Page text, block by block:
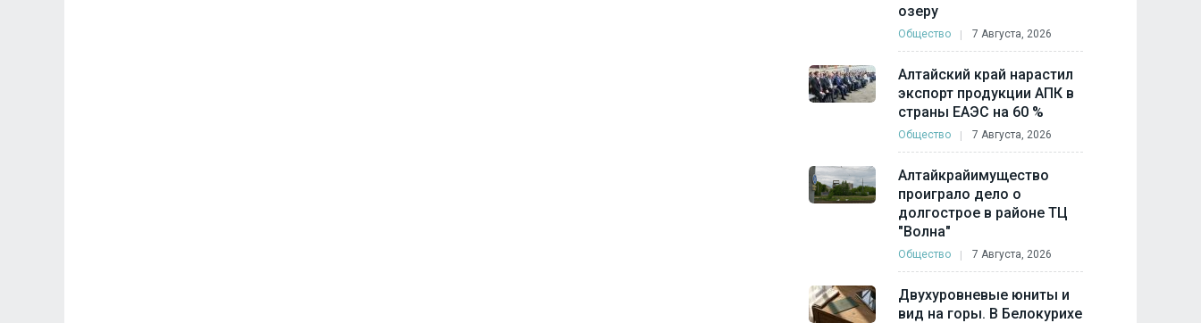
озеру
Общество 7 Августа, 2026
Алтайский край нарастил
экспорт продукции АПК в
страны ЕАЭС на 60 %
Общество 7 Августа, 2026
Алтайкрайимущество
проиграло дело о
долгострое в районе ТЦ
"Волна"
Общество 7 Августа, 2026
Двухуровневые юниты и
вид на горы. В Белокурихе